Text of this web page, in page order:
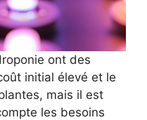
ont des
initial élevé et le
mais il est
les besoins